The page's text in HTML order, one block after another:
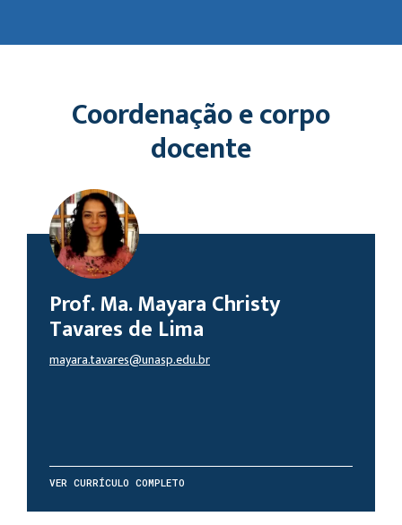
Coordenação e corpo
docente
Prof. Ma. Mayara Christy
Tavares de Lima
mayara.tavares@unasp.edu.br
VER CURRÍCULO COMPLETO